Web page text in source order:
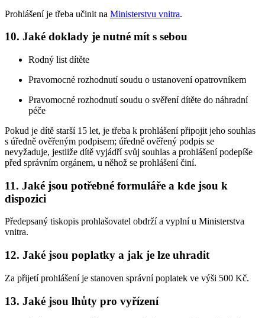
Prohlášení je třeba učinit na Ministerstvu vnitra.
10. Jaké doklady je nutné mít s sebou
Rodný list dítěte
Pravomocné rozhodnutí soudu o ustanovení opatrovníkem
Pravomocné rozhodnutí soudu o svěření dítěte do náhradní
péče
Pokud je dítě starší 15 let, je třeba k prohlášení připojit jeho souhlas
s úředně ověřeným podpisem; úředně ověřený podpis se
nevyžaduje, jestliže dítě vyjádří svůj souhlas a prohlášení podepíše
před správním orgánem, u něhož se prohlášení činí.
11. Jaké jsou potřebné formuláře a kde jsou k
dispozici
Předepsaný tiskopis prohlašovatel obdrží a vyplní u Ministerstva
vnitra.
12. Jaké jsou poplatky a jak je lze uhradit
Za přijetí prohlášení je stanoven správní poplatek ve výši 500 Kč.
13. Jaké jsou lhůty pro vyřízení